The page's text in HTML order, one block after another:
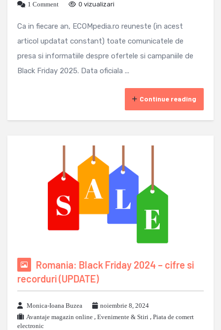
1 Comment
0 vizualizari
Ca in fiecare an, ECOMpedia.ro reuneste (in acest
articol updatat constant) toate comunicatele de
presa si informatiile despre ofertele si campaniile de
Black Friday 2025. Data oficiala ...
Continue reading
Romania: Black Friday 2024 – cifre si
recorduri (UPDATE)
Monica-Ioana Buzea
noiembrie 8, 2024
Avantaje magazin online , Evenimente & Stiri , Piata de comert
electronic